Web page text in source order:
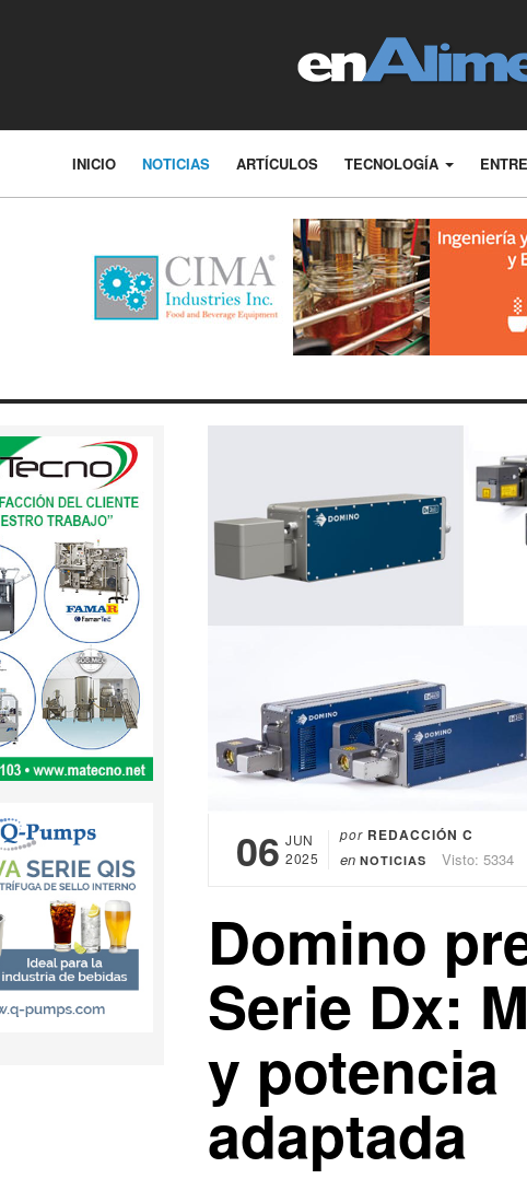
INICIO NOTICIAS ARTÍCULOS TECNOLOGÍA
06 JUN
2025
por REDACCIÓN C
en NOTICIAS Visto: 5334
Domino
Serie Dx:
y potencia
adaptada